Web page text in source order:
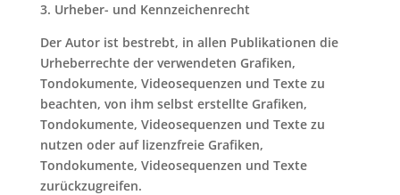
3. Urheber- und Kennzeichenrecht
Der Autor ist bestrebt, in allen Publikationen die
Urheberrechte der verwendeten Grafiken,
Tondokumente, Videosequenzen und Texte zu
beachten, von ihm selbst erstellte Grafiken,
Tondokumente, Videosequenzen und Texte zu
nutzen oder auf lizenzfreie Grafiken,
Tondokumente, Videosequenzen und Texte
zurückzugreifen.